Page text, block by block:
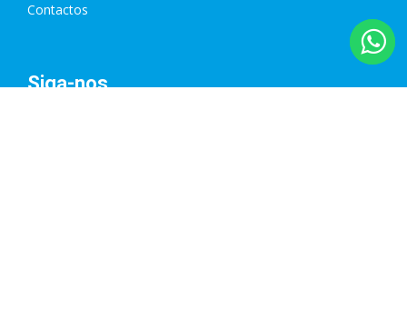
Contactos
Siga-nos